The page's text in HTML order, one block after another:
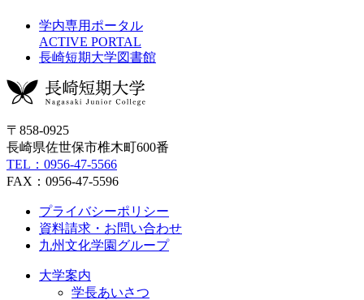
学内専用ポータル
ACTIVE PORTAL
長崎短期大学図書館
〒858-0925
長崎県佐世保市椎木町600番
TEL：0956-47-5566
FAX：0956-47-5596
プライバシーポリシー
資料請求・お問い合わせ
九州文化学園グループ
大学案内
学長あいさつ